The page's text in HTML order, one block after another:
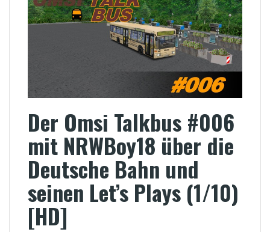
Der Omsi Talkbus #006
mit NRWBoy18 über die
Deutsche Bahn und
seinen Let’s Plays (1/10)
[HD]